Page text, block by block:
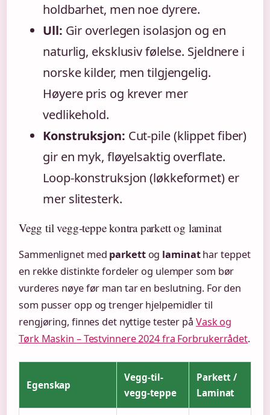
holdbarhet, men noe dyrere.
Ull: Gir overlegen isolasjon og en
naturlig, eksklusiv følelse. Sjeldnere i
norske kilder, men tilgjengelig.
Høyere pris og krever mer
vedlikehold.
Konstruksjon: Cut-pile (klippet fiber)
gir en myk, fløyelsaktig overflate.
Loop-konstruksjon (løkkeformet) er
mer slitesterk.
Vegg til vegg-teppe kontra parkett og laminat
Sammenlignet med parkettog laminathar teppet
en rekke distinkte fordeler og ulemper som bør
vurderes nøye før man tar en beslutning. For den
som pusser opp og trenger hjelpemidler til
rengjøring, finnes det nyttige tester på Vask og
Tørk Maskin – Testvinnere 2024 fra Forbrukerrådet.
Egenskap
Vegg-til-
vegg-teppe
Parkett /
Laminat